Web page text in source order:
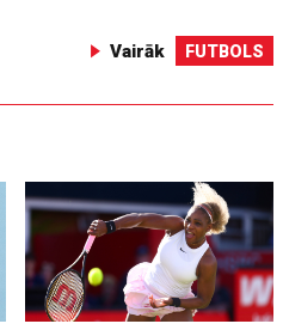
Vairāk FUTBOLS